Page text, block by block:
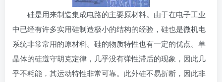
硅是用来制造集成电路的主要原材料。由于在电子工业
中已经有许多实用硅制造极小的结构的经验，硅也是微机电
系统非常常用的原材料。硅的物质特性也有一定的优点。 单
晶体的硅遵守胡克定律 ，几乎没有弹性滞后的现象，因此几
乎不耗能，其运动特性非常可靠。此外硅不易折断，因此非